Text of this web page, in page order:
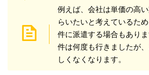
例えば、会社は単価の高
らいたいと考えているた
件に派遣する場合もあり
件は何度も行きましたが
しくなくなります。